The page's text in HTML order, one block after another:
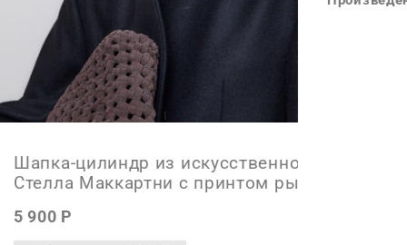
Шапка-цилиндр из искусственного меха
Стелла Маккартни с принтом рысь
5 900 Р